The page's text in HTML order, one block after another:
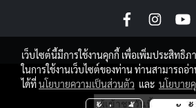
copyright by
ผู้เข้าชมวันนี้
เว็บไซต์นี้มีการใช้งานคุกกี้ เพื่อเพิ่มประสิทธิ
ในการใช้งานเว็บไซต์ของท่าน ท่านสามารถอ่
ได้ที่นโยบายความเป็นส่วนตัว และ นโยบาย